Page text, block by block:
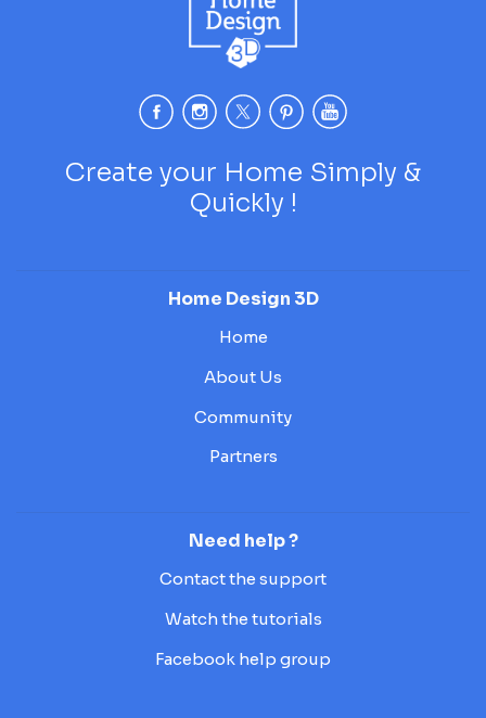
Create your Home Simply &
Quickly !
Home Design 3D
Home
About Us
Community
Partners
Need help ?
Contact the support
Watch the tutorials
Facebook help group